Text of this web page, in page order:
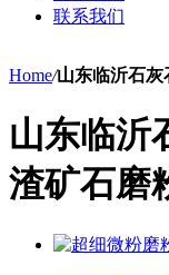
联系我们
Home/山东临沂石灰
山东临沂
渣矿石磨